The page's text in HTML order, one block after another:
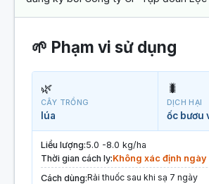
🌱 Phạm vi sử dụng
🌿
CÂY TRỒNG
lúa
🐛
DỊCH HẠI
ốc bươu
Liều lượng:5.0 -8.0 kg/ha
Thời gian cách ly:Không xác định ngày
Cách dùng:Rải thuốc sau khi sạ 7 ngày